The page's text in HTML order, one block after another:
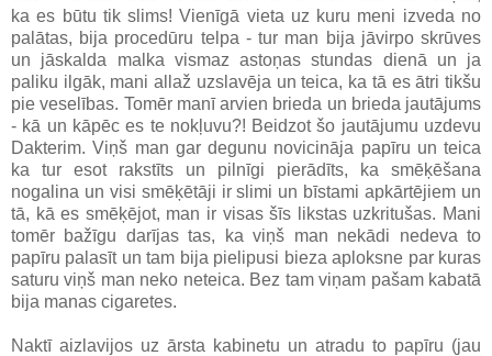
ka es būtu tik slims! Vienīgā vieta uz kuru meni izveda no
palātas, bija procedūru telpa - tur man bija jāvirpo skrūves
un jāskalda malka vismaz astoņas stundas dienā un ja
paliku ilgāk, mani allaž uzslavēja un teica, ka tā es ātri tikšu
pie veselības. Tomēr manī arvien brieda un brieda jautājums
- kā un kāpēc es te nokļuvu?! Beidzot šo jautājumu uzdevu
Dakterim. Viņš man gar degunu novicināja papīru un teica
ka tur esot rakstīts un pilnīgi pierādīts, ka smēķēšana
nogalina un visi smēķētāji ir slimi un bīstami apkārtējiem un
tā, kā es smēķējot, man ir visas šīs likstas uzkritušas. Mani
tomēr bažīgu darījas tas, ka viņš man nekādi nedeva to
papīru palasīt un tam bija pielipusi bieza aploksne par kuras
saturu viņš man neko neteica. Bez tam viņam pašam kabatā
bija manas cigaretes.
Naktī aizlavijos uz ārsta kabinetu un atradu to papīru (jau